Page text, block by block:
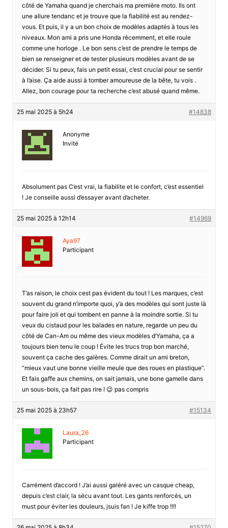
côté de Yamaha quand je cherchais ma première moto. Ils ont
une allure tendanc et je trouve que la fiabilité est au rendez-
vous. Et puis, il y a un bon choix de modèles adaptés à tous les
niveaux. Mon ami a pris une Honda récemment, et elle roule
comme une horloge . Le bon sens c’est de prendre le temps de
bien se renseigner et de tester plusieurs modèles avant de se
décider. Si tu peux, fais un petit essai, c’est crucial pour se sentir
à l’aise. Ça aide aussi à tomber amoureuse de la bête, tu vois .
Allez, bon courage pour ta recherche c’est abusé quand même.
25 mai 2025 à 5h24 #14838
Anonyme
Invité
Absolument pas C’est vrai, la fiabilite et le confort, c’est essentiel
! Je conseille aussi d’essayer avant d’acheter.
25 mai 2025 à 12h14 #14969
Aya97
Participant
T’as raison, le choix cest pas évident du tout ! Les marques, c’est
souvent du grand n’importe quoi, y’a des modèles qui sont juste là
pour faire joli et qui tombent en panne à la moindre sortie. Si tu
veux du cistaud pour les balades en nature, regarde un peu du
côté de Can-Am ou même des vieux modèles d’Yamaha, ça a
toujours bien tenu le coup ! Évite les trucs trop bon marché,
souvent ça cache des galères. Comme dirait un ami breton,
“mieux vaut une bonne vieille meule que des roues en plastique”.
Et fais gaffe aux chemins, on sait jamais, une bone gamelle dans
un sous-bois, ça fait pas rire ! 😉 pas compris
25 mai 2025 à 23h57 #15134
Laura_26
Participant
Carrément d’accord ! J’ai aussi galéré avec un casque cheap,
depuis c’est clair, la sécu avant tout. Les gants renforcés, un
must pour éviter les douleurs, jsuis fan ! Je kiffe trop !!!!